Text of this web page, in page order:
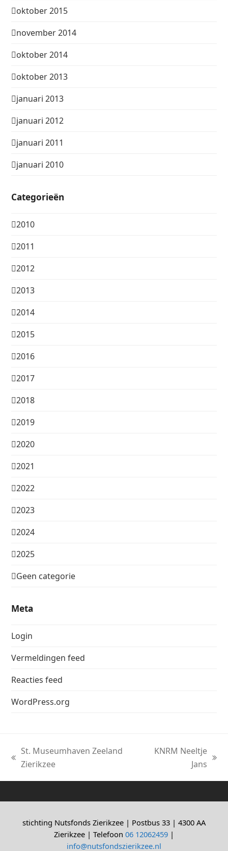
oktober 2015
november 2014
oktober 2014
oktober 2013
januari 2013
januari 2012
januari 2011
januari 2010
Categorieën
2010
2011
2012
2013
2014
2015
2016
2017
2018
2019
2020
2021
2022
2023
2024
2025
Geen categorie
Meta
Login
Vermeldingen feed
Reacties feed
WordPress.org
previous
St. Museumhaven Zeeland
Zierikzee
KNRM Neeltje
Jans
stichting Nutsfonds Zierikzee | Postbus 33 | 4300 AA
Zierikzee | Telefoon 06 12062459 |
info@nutsfondszierikzee.nl